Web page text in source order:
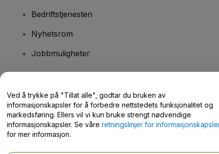
Bedriftstjenesten
Nyhetsrom
Jobbmuligheter
Hjelpesenter / kontakt oss
Ved å trykke på "Tillat alle", godtar du bruken av
informasjonskapsler for å forbedre nettstedets funksjonalitet og
markedsføring. Ellers vil vi kun bruke strengt nødvendige
informasjonskapsler. Se våre retningslinjer for
for mer informasjon.